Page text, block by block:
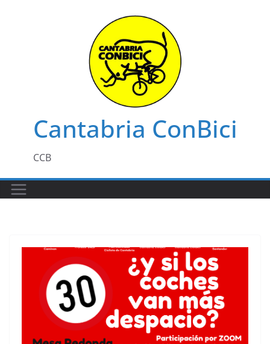
Cantabria ConBici
CCB